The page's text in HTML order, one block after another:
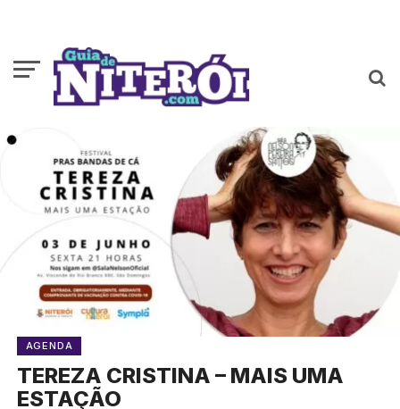
AGENDA
TEREZA CRISTINA – MAIS UMA
ESTAÇÃO